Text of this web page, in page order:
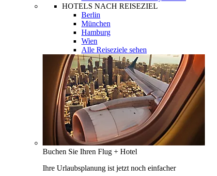
HOTELS NACH REISEZIEL
Berlin
München
Hamburg
Wien
Alle Reiseziele sehen
Buchen Sie Ihren Flug + Hotel
Ihre Urlaubsplanung ist jetzt noch einfacher